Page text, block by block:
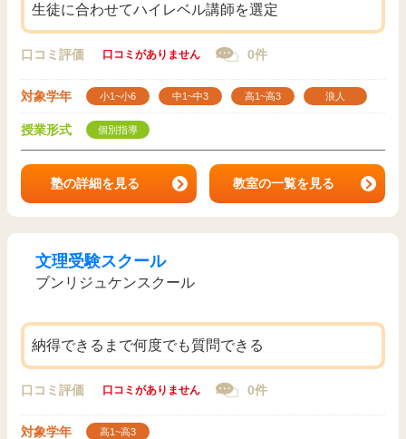
生徒に合わせてハイレベル講師を選定
口コミ評価 口コミがありません 0件
対象学年 小1~小6 中1~中3 高1~高3 浪人
授業形式 個別指導
塾の詳細を見る 教室の一覧を見る
文理受験スクール
ブンリジュケンスクール
納得できるまで何度でも質問できる
口コミ評価 口コミがありません 0件
対象学年 高1~高3